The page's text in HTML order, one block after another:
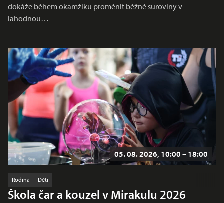
dokáže během okamžiku proměnit běžné suroviny v
lahodnou…
05. 08. 2026, 10:00 – 18:00
Rodina Děti
Škola čar a kouzel v Mirakulu 2026